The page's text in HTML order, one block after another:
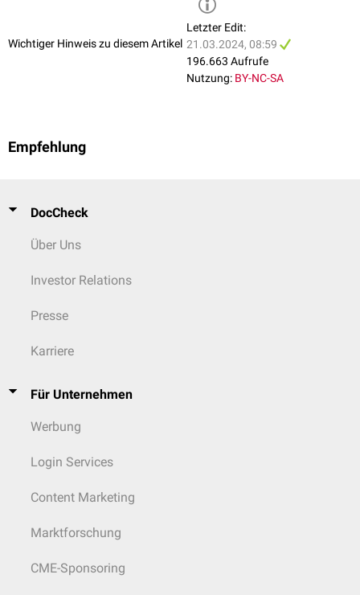
Wichtiger Hinweis zu diesem Artikel
Letzter Edit:
21.03.2024, 08:59
196.663 Aufrufe
Nutzung: BY-NC-SA
Empfehlung
DocCheck
Über Uns
Investor Relations
Presse
Karriere
Für Unternehmen
Werbung
Login Services
Content Marketing
Marktforschung
CME-Sponsoring